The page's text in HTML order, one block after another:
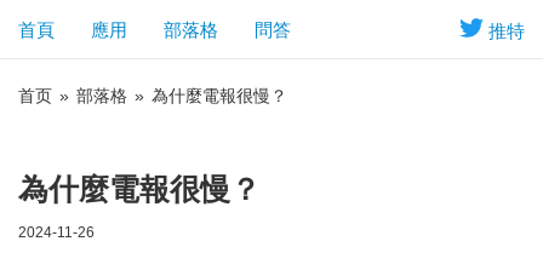
推特
首頁 應用 部落格 問答
首页 » 部落格 » 為什麼電報很慢？
為什麼電報很慢？
2024-11-26